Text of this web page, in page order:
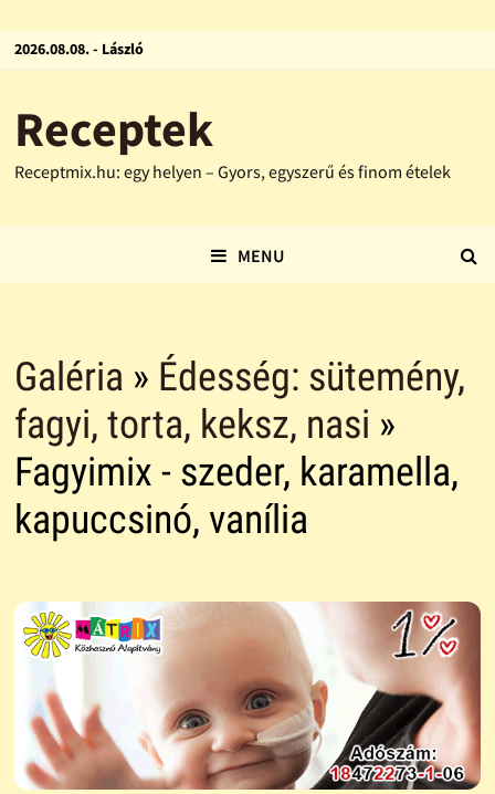
2026.08.08. - László
Receptek
Receptmix.hu: egy helyen – Gyors, egyszerű és finom ételek
MENU
Galéria » Édesség: sütemény,
fagyi, torta, keksz, nasi »
Fagyimix - szeder, karamella,
kapuccsinó, vanília